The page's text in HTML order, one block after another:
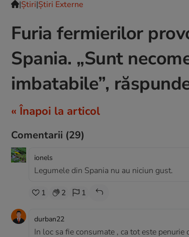
|Ştiri|Știri Externe
Furia fermierilor
Spania. „Sunt
imbatabile”,
« Înapoi la articol
Comentarii (29)
ionels
Legumele din Spania nu au niciun gust.
1 2 1
durban22
In loc sa fie consumate , ca tot este